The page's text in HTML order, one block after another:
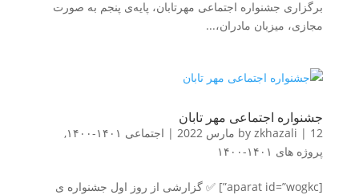
برگزاری جشنواره اجتماعی مهرتابان، پایه‌ی پنجم به صورت
مجازی، میزبان مادران،...
جشنواره اجتماعی مهر تابان
byzkhazali | 12 مارس 2022 | اجتماعی ۱۴۰۱-۱۴۰۰
,
پروژه های ۱۴۰۱-۱۴۰۰
[aparat id=”wogkc”] ✅ گزارشی از روز اول جشنواره ی